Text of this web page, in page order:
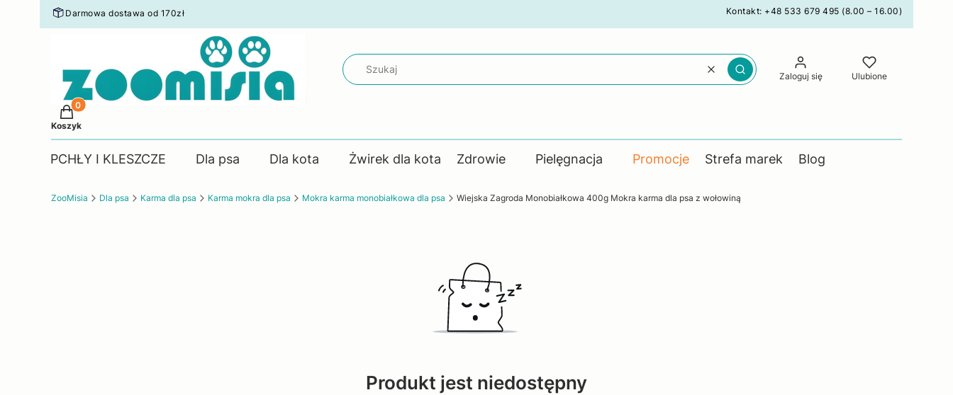
Darmowa dostawa od 170zł Kontakt: +48 533 679 495 (8.00 – 16.00)
WyczyśćSzukaj Zaloguj się Ulubione
Produkty w koszyku: 0. Zobacz szczegóły
Koszyk
PCHŁY I KLESZCZE Dla psa Dla kota Żwirek dla kota Zdrowie Pielęgnacja Promocje Strefa marek Blog
ZooMisia Dla psa Karma dla psa Karma mokra dla psa Mokra karma monobiałkowa dla psa Wiejska Zagroda Monobiałkowa 400g Mokra karma dla psa z wołowiną
Produkt jest niedostępny